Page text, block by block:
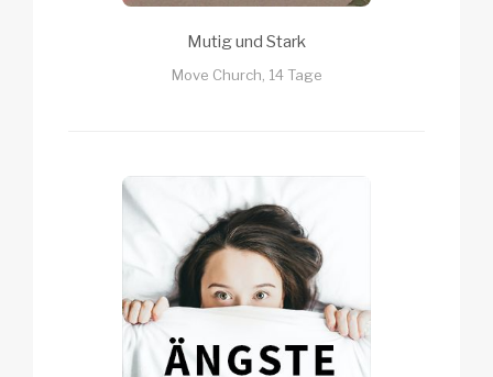
Mutig und Stark
Move Church, 14 Tage